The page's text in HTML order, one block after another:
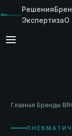
Решения
ЭкспертизаО
Главная/Бренды/